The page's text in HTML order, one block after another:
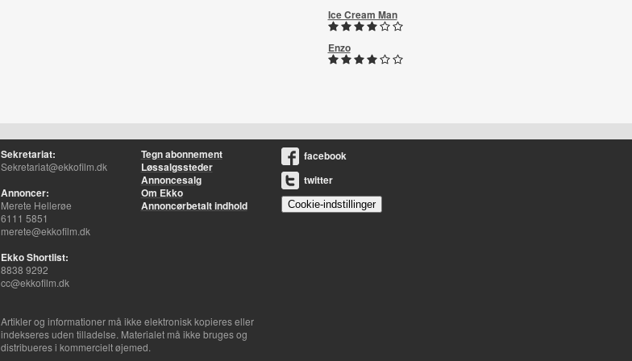
Ice Cream Man
Enzo
Sekretariat:
Sekretariat@ekkofilm.dk
Annoncer:
Merete Hellerøe
6111 5851
merete@ekkofilm.dk
Ekko Shortlist:
8838 9292
cc@ekkofilm.dk
Tegn abonnement
Løssalgssteder
Annoncesalg
Om Ekko
Annoncørbetalt indhold
facebook
twitter
Cookie-indstillinger
Artikler og informationer må ikke elektronisk kopieres eller
indekseres uden tilladelse. Materialet må ikke bruges og
distribueres i kommercielt øjemed.